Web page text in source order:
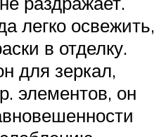
легко освежить,
в отделку.
для зеркал,
элементов, он